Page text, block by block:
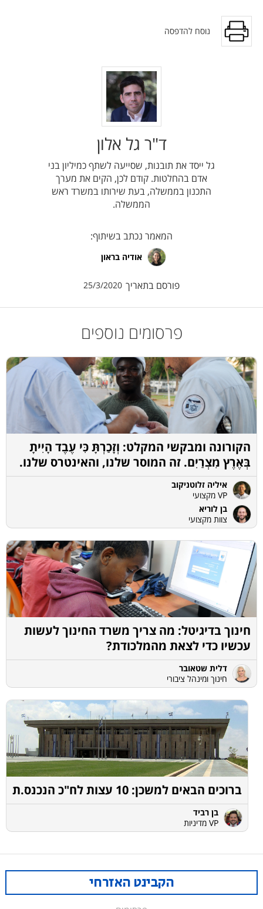
נוסח להדפסה
ד"ר גל אלון
גל ייסד את תובנות, שסייעה לשתף כמיליון בני
אדם בהחלטות. קודם לכן, הקים את מערך
התכנון בממשלה, בעת שירותו במשרד ראש
הממשלה.
המאמר נכתב בשיתוף:
אודיה בראון
פורסם בתאריך 25/3/2020
פרסומים נוספים
הקורונה ומבקשי המקלט: וְזָכַרְתָּ כִּי עֶבֶד הָיִיתָ
בְּאֶרֶץ מִצְרַיִם. זה המוסר שלנו, והאינטרס שלנו.
בן לוריא
צוות מקצועי
איליה זלוטניקוב
VP מקצועי
חינוך בדיגיטל: מה צריך משרד החינוך לעשות
עכשיו כדי לצאת מהמלכודת?
דלית שטאובר
חינוך ומינהל ציבורי
ברוכים הבאים למשכן: 10 עצות לח"כ הנכנס.ת
בן רביד
VP מדיניות
הקבינט האזרחי